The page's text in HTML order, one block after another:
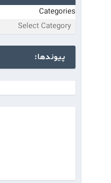
Categories
پیوندها: